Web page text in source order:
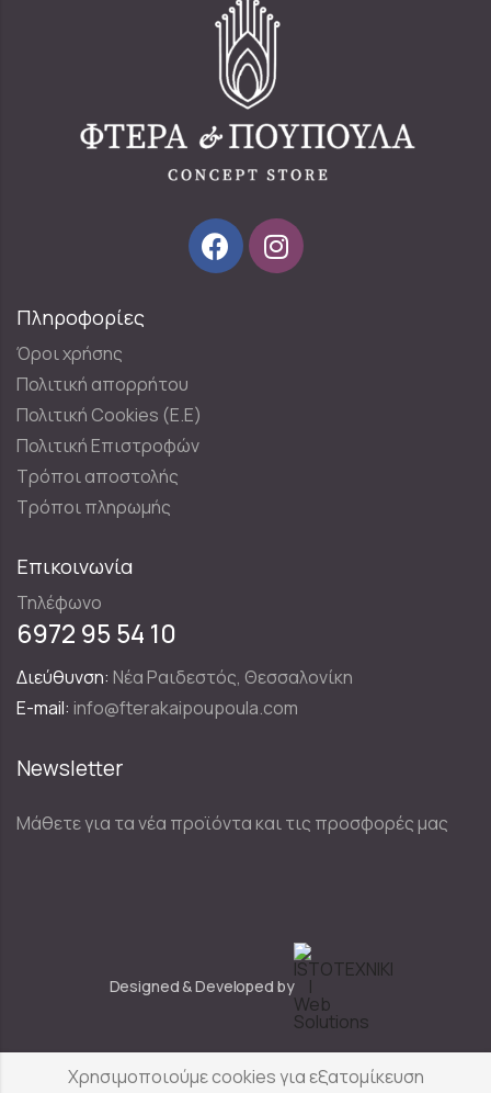
Πληροφορίες
Όροι χρήσης
Πολιτική απορρήτου
Πολιτική Cookies (E.E)
Πολιτική Επιστροφών
Τρόποι αποστολής
Τρόποι πληρωμής
Επικοινωνία
Τηλέφωνο
6972 95 54 10
Διεύθυνση: Νέα Ραιδεστός, Θεσσαλονίκη
E-mail: info@fterakaipoupoula.com
Newsletter
Μάθετε για τα νέα προϊόντα και τις προσφορές μας
Designed & Developed by
Φτερά & Πούπουλα© Copyright 2025
Χρησιμοποιούμε cookies για εξατομίκευση